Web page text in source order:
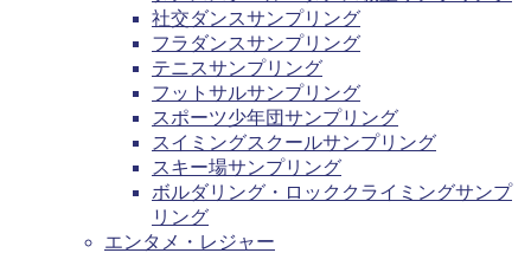
社交ダンスサンプリング
フラダンスサンプリング
テニスサンプリング
フットサルサンプリング
スポーツ少年団サンプリング
スイミングスクールサンプリング
スキー場サンプリング
ボルダリング・ロッククライミングサンプ
リング
エンタメ・レジャー